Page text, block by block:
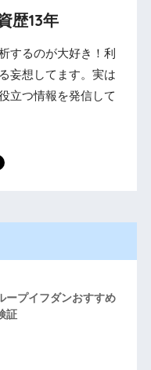
歴13年
するのが大好き！利
妄想してます。実は
立つ情報を発信して
ープイフダンおすすめ
証